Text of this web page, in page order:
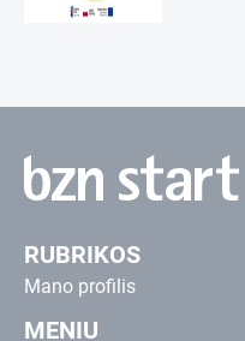
RUBRIKOS
Mano profilis
MENIU